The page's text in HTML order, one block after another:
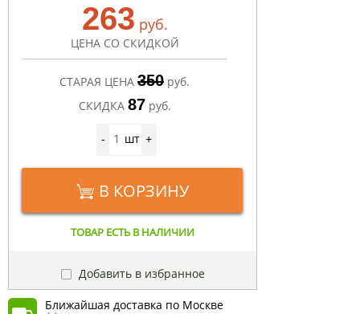
263 руб.
ЦЕНА СО СКИДКОЙ
СТАРАЯ ЦЕНА 350 руб.
СКИДКА 87 руб.
- шт +
В КОРЗИНУ
ТОВАР ЕСТЬ В НАЛИЧИИ
Добавить в избранное
Ближайшая доставка по Москве